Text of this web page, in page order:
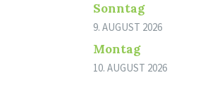
Sonntag
9. AUGUST 2026
Montag
10. AUGUST 2026